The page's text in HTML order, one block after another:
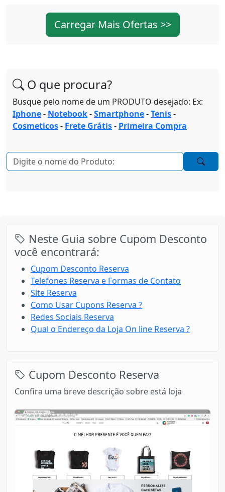
Carregar Mais Ofertas >>
O que procura?
Busque pelo nome de um PRODUTO desejado: Ex:
Iphone- Notebook-Smartphone-Tenis-
Cosmeticos- Frete Grátis- Primeira Compra
Neste Guia sobre Cupom Desconto
você encontrará:
Cupom Desconto Reserva
Telefones Reserva e Formas de Contato
Site Reserva
Como Usar Cupons Reserva ?
Redes Sociais Reserva
Qual o Endereço da Loja On line Reserva ?
Cupom Desconto Reserva
Confira uma breve descrição sobre está loja